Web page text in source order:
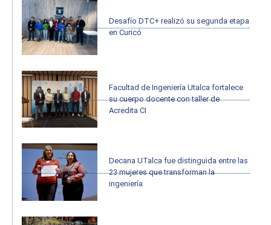
Desafío DTC+ realizó su segunda etapa
en Curicó
Facultad de Ingeniería Utalca fortalece
su cuerpo docente con taller de
Acredita CI
Decana UTalca fue distinguida entre las
23 mujeres que transforman la
ingeniería